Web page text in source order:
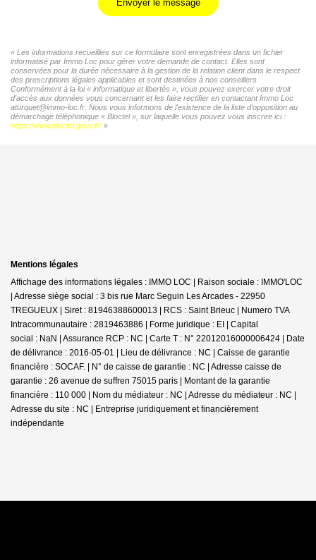
Envoyer le message
« Les informations recueillies sur ce formulaire sont enregistrées dans un fichier
informatisé par Immo Loc pour gérer votre demande de contact. Elles sont
conservées pour la durée nécessaire à la gestion de la relation client dans le respect
des prescriptions légales applicables et sont destinées à nos conseillers
Conformément à la loi « informatique et libertés », vous pouvez exercer votre droit
d'accès aux données vous concernant et les faire rectifier en contactant Immo Loc
aturquet@immo-loc.fr. Nous vous informons de l'existence de la liste d'opposition au
démarchage téléphonique « Bloctel », sur laquelle vous pouvez vous inscrire ici :
https://www.bloctel.gouv.fr/»
Mentions légales
Affichage des informations légales : IMMO LOC | Raison sociale : IMMO'LOC
| Adresse siège social : 3 bis rue Marc Seguin Les Arcades - 22950
TREGUEUX | Siret : 81946388600013 | RCS : Saint Brieuc | Numero TVA
Intracommunautaire : 2819463886 | Forme juridique : EI | Capital
social : NaN | Assurance RCP : NC | Carte T : N° 22012016000006424 | Date
de délivrance : 2016-05-01 | Lieu de délivrance : NC | Caisse de garantie
financière : SOCAF. | N° de caisse de garantie : NC | Adresse caisse de
garantie : 26 avenue de suffren 75015 paris | Montant de la garantie
financière : 110 000 | Nom du médiateur : NC | Adresse du médiateur : NC |
Adresse du site : NC | Entreprise juridiquement et financièrement
indépendante